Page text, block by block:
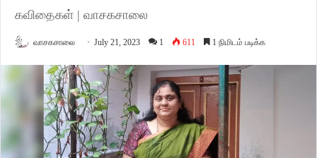
கவிதைகள் | வாசகசாலை
வாசகசாலை July 21, 2023 1 611 1 நிமிடம் படிக்க